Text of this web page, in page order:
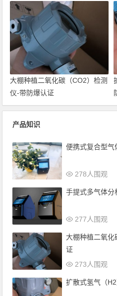
大棚种植二氧化碳（CO2）检测
仪-带防爆认证
产品知识
便携式复合型
278人围观
手提式多气体分
277人围观
大棚种植二氧化
证
273人围观
扩散式氢气（